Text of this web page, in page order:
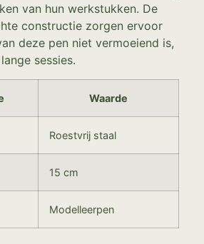
van hun werkstukken. De
constructie zorgen ervoor
deze pen niet vermoeiend is,
sessies.
Waarde
Roestvrij staal
15 cm
Modelleerpen